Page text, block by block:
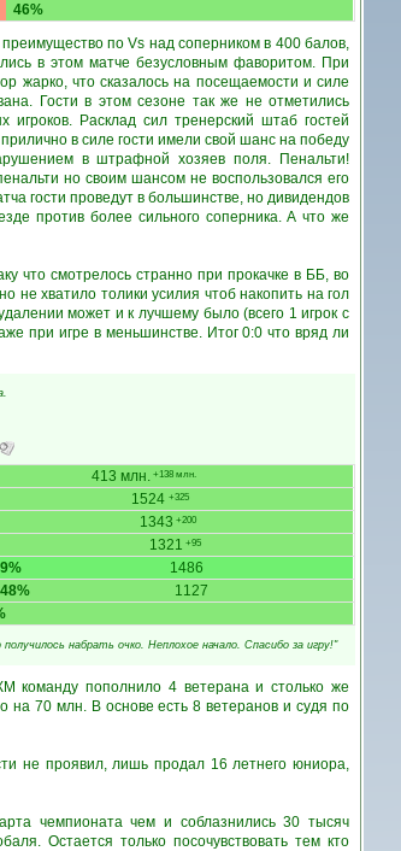
46%
по Vs над соперником в 400 балов,
в этом матче безусловным фаворитом. При
жарко, что сказалось на посещаемости и силе
Гости в этом сезоне так же не отметились
Расклад сил тренерский штаб гостей
в силе гости имели свой шанс на победу
в штрафной хозяев поля. Пенальти!
но своим шансом не воспользовался его
гости проведут в большинстве, но дивидендов
против более сильного соперника. А что же
что смотрелось странно при прокачке в ББ, во
не хватило толики усилия чтоб накопить на гол
может и к лучшему было (всего 1 игрок с
при игре в меньшинстве. Итог 0:0 что вряд ли
413 млн. +138 млн.
1524 +325
1343 +200
1321 +95
1486
48% 1127
набрать очко. Неплохое начало. Спасибо за игру!"
команду пополнило 4 ветерана и столько же
70 млн. В основе есть 8 ветеранов и судя по
не проявил, лишь продал 16 летнего юниора,
чемпионата чем и соблазнились 30 тысяч
Остается только посочувствовать тем кто